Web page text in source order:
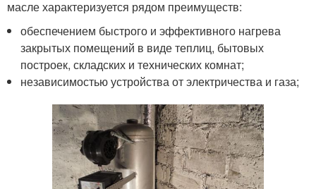
масле характеризуется рядом преимуществ:
обеспечением быстрого и эффективного нагрева
закрытых помещений в виде теплиц, бытовых
построек, складских и технических комнат;
независимостью устройства от электричества и газа;